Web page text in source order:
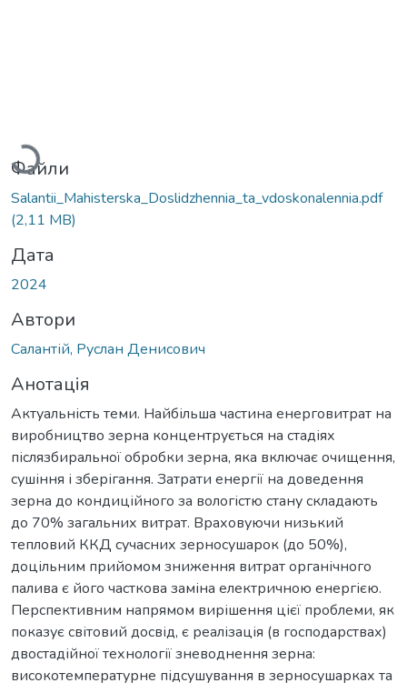
Вантажиться...
Файли
Salantii_Mahisterska_Doslidzhennia_ta_vdoskonalennia.pdf
(2,11 MB)
Дата
2024
Автори
Салантій, Руслан Денисович
Анотація
Актуальність теми. Найбільша частина енерговитрат на
виробництво зерна концентрується на стадіях
післязбиральної обробки зерна, яка включає очищення,
сушіння і зберігання. Затрати енергії на доведення
зерна до кондиційного за вологістю стану складають
до 70% загальних витрат. Враховуючи низький
тепловий ККД сучасних зерносушарок (до 50%),
доцільним прийомом зниження витрат органічного
палива є його часткова заміна електричною енергією.
Перспективним напрямом вирішення цієї проблеми, як
показує світовий досвід, є реалізація (в господарствах)
двостадійної технології зневоднення зерна:
високотемпературне підсушування в зерносушарках та